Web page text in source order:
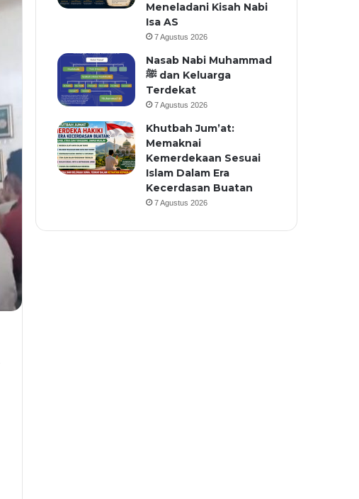
Meneladani Kisah Nabi
Isa AS
7 Agustus 2026
Nasab Nabi Muhammad
ﷺ dan Keluarga
Terdekat
7 Agustus 2026
Khutbah Jum’at:
Memaknai
Kemerdekaan Sesuai
Islam Dalam Era
Kecerdasan Buatan
7 Agustus 2026